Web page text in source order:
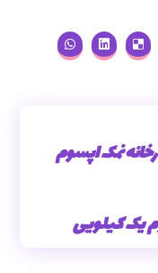
نمک اپسوم
یک کیلویی